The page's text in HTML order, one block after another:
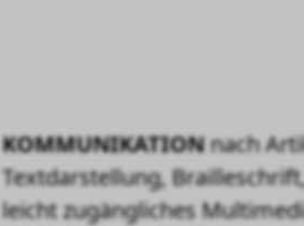
KOMMUNIKATIONnach
Textdarstellung,
leicht zugängliches